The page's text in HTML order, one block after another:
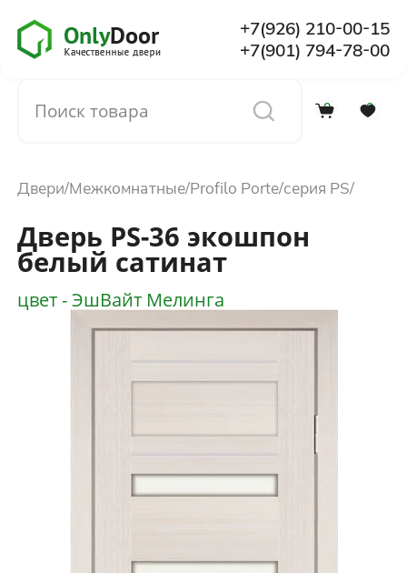
+7(926) 210-00-15
+7(901) 794-78-00
0 0
О компании
Установка
Двери Межкомнатные Profilo Porte серия PS
Дверь PS-36 экошпон
белый сатинат
цвет - ЭшВайт Мелинга